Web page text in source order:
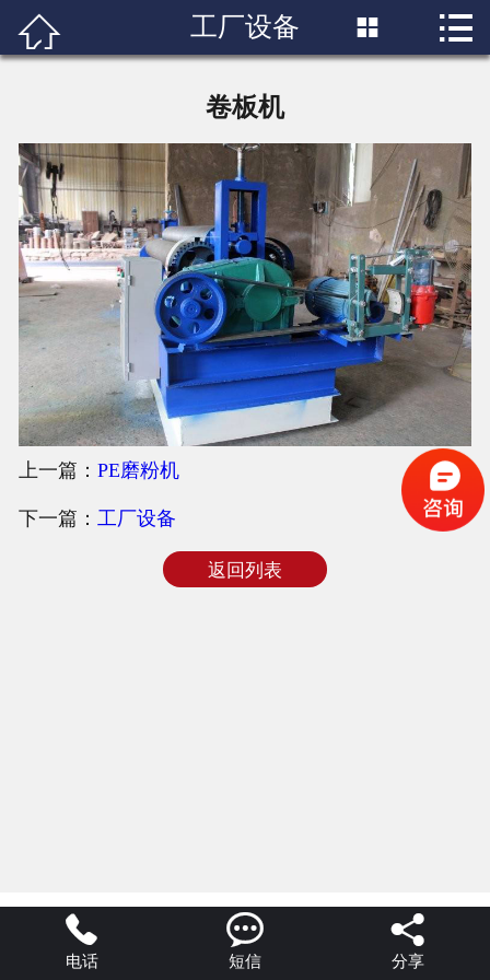
 首页
产品展示
工程案例
服务中心
新闻资讯
工厂设备
联系我们
客户感言
 工厂设备  
卷板机
上一篇： PE磨粉机
下一篇： 工厂设备
返回列表

电话

短信

分享